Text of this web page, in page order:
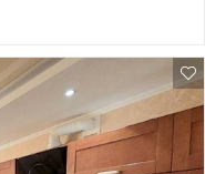
кухня 11,73 м² - этаж
13,63 м² и 17,17 м²,
м² - без ремонта,
в 2025 году -
технология